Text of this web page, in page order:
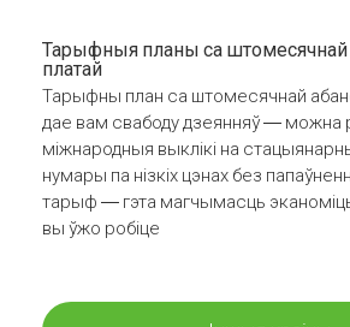
Тарыфныя планы са штомесячнай
платай
Тарыфны план са штомесячнай
дае вам свабоду дзеянняў — можна
міжнародныя выклікі на
нумары па нізкіх цэнах без
тарыф — гэта магчымасць эканоміць
вы ўжо робіце